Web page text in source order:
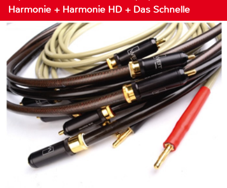
Harmonie + Harmonie HD + Das Schnelle